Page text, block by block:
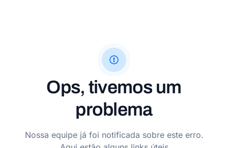
Ops, tivemos um
problema
Nossa equipe já foi notificada sobre este erro.